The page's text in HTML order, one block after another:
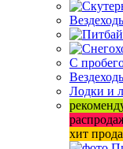
С
Лодки и
хит